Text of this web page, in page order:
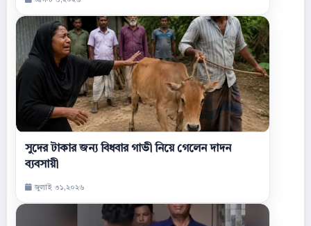
সুদের টাকার জন্য বিধবার গাভী নিয়ে গেলেন দাদন
ব্যবসায়ী
জুলাই ৩১,২০২৬